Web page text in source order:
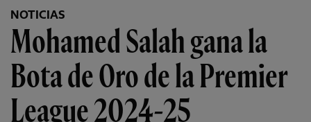
NOTICIAS
Mohamed Salah gana la
Bota de Oro de la Premier
League 2024-25